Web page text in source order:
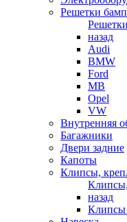
Решетки
назад
Audi
BMW
Ford
MB
Opel
VW
Внутренняя
Багажники
Двери задние
Капоты
Клипсы,
назад
Клипсы